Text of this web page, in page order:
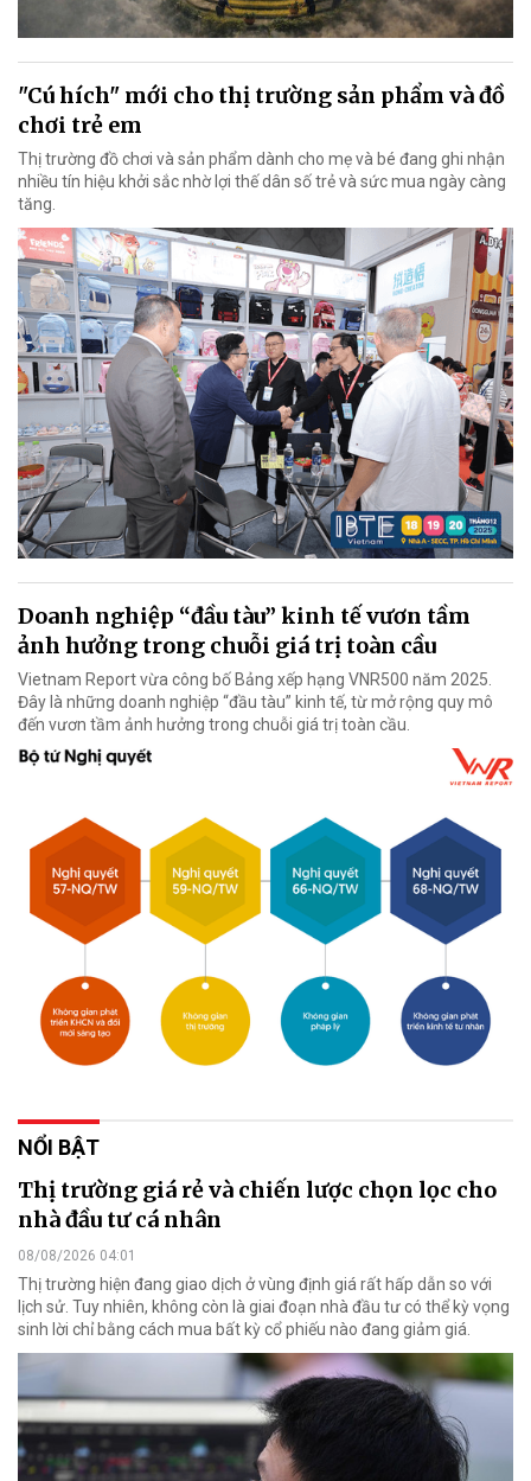
"Cú hích" mới cho thị trường sản phẩm và đồ
chơi trẻ em
Thị trường đồ chơi và sản phẩm dành cho mẹ và bé đang ghi nhận
nhiều tín hiệu khởi sắc nhờ lợi thế dân số trẻ và sức mua ngày càng
tăng.
Doanh nghiệp “đầu tàu” kinh tế vươn tầm
ảnh hưởng trong chuỗi giá trị toàn cầu
Vietnam Report vừa công bố Bảng xếp hạng VNR500 năm 2025.
Đây là những doanh nghiệp “đầu tàu” kinh tế, từ mở rộng quy mô
đến vươn tầm ảnh hưởng trong chuỗi giá trị toàn cầu.
NỔI BẬT
Thị trường giá rẻ và chiến lược chọn lọc cho
nhà đầu tư cá nhân
08/08/2026 04:01
Thị trường hiện đang giao dịch ở vùng định giá rất hấp dẫn so với
lịch sử. Tuy nhiên, không còn là giai đoạn nhà đầu tư có thể kỳ vọng
sinh lời chỉ bằng cách mua bất kỳ cổ phiếu nào đang giảm giá.